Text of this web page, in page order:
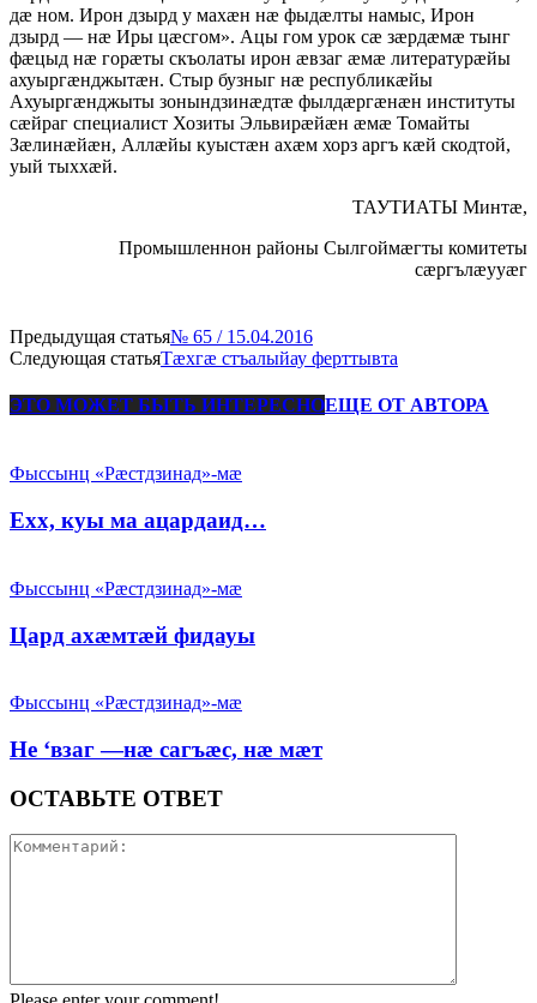
дæ ном. Ирон дзырд у махæн нæ фыдæлты намыс, Ирон
дзырд — нæ Иры цæсгом». Ацы гом урок сæ зæрдæмæ тынг
фæцыд нæ горæты скъолаты ирон æвзаг æмæ литературæйы
ахуыргæнджытæн. Стыр бузныг нæ республикæйы
Ахуыргæнджыты зонындзинæдтæ фылдæргæнæн институты
сæйраг специалист Хозиты Эльвирæйæн æмæ Томайты
Зæлинæйæн, Аллæйы куыстæн ахæм хорз аргъ кæй скодтой,
уый тыххæй.
ТАУТИАТЫ Минтæ,
Промышленнон районы Сылгоймæгты комитеты
сæргълæууæг
Предыдущая статья№ 65 / 15.04.2016
Следующая статьяТæхгæ стъалыйау ферттывта
ЭТО МОЖЕТ БЫТЬ ИНТЕРЕСНОЕЩЕ ОТ АВТОРА
Фыссынц «Рæстдзинад»-мæ
Ехх, куы ма ацардаид…
Фыссынц «Рæстдзинад»-мæ
Цард ахӕмтӕй фидауы
Фыссынц «Рæстдзинад»-мæ
Не ‘взаг —нӕ сагъӕс, нӕ мӕт
ОСТАВЬТЕ ОТВЕТ